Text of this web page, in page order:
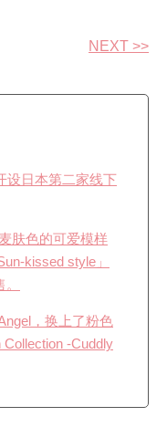
NEXT >>
设日本第二家线下
肤色的可爱模样
kissed style」
，换上了粉色
-Cuddly